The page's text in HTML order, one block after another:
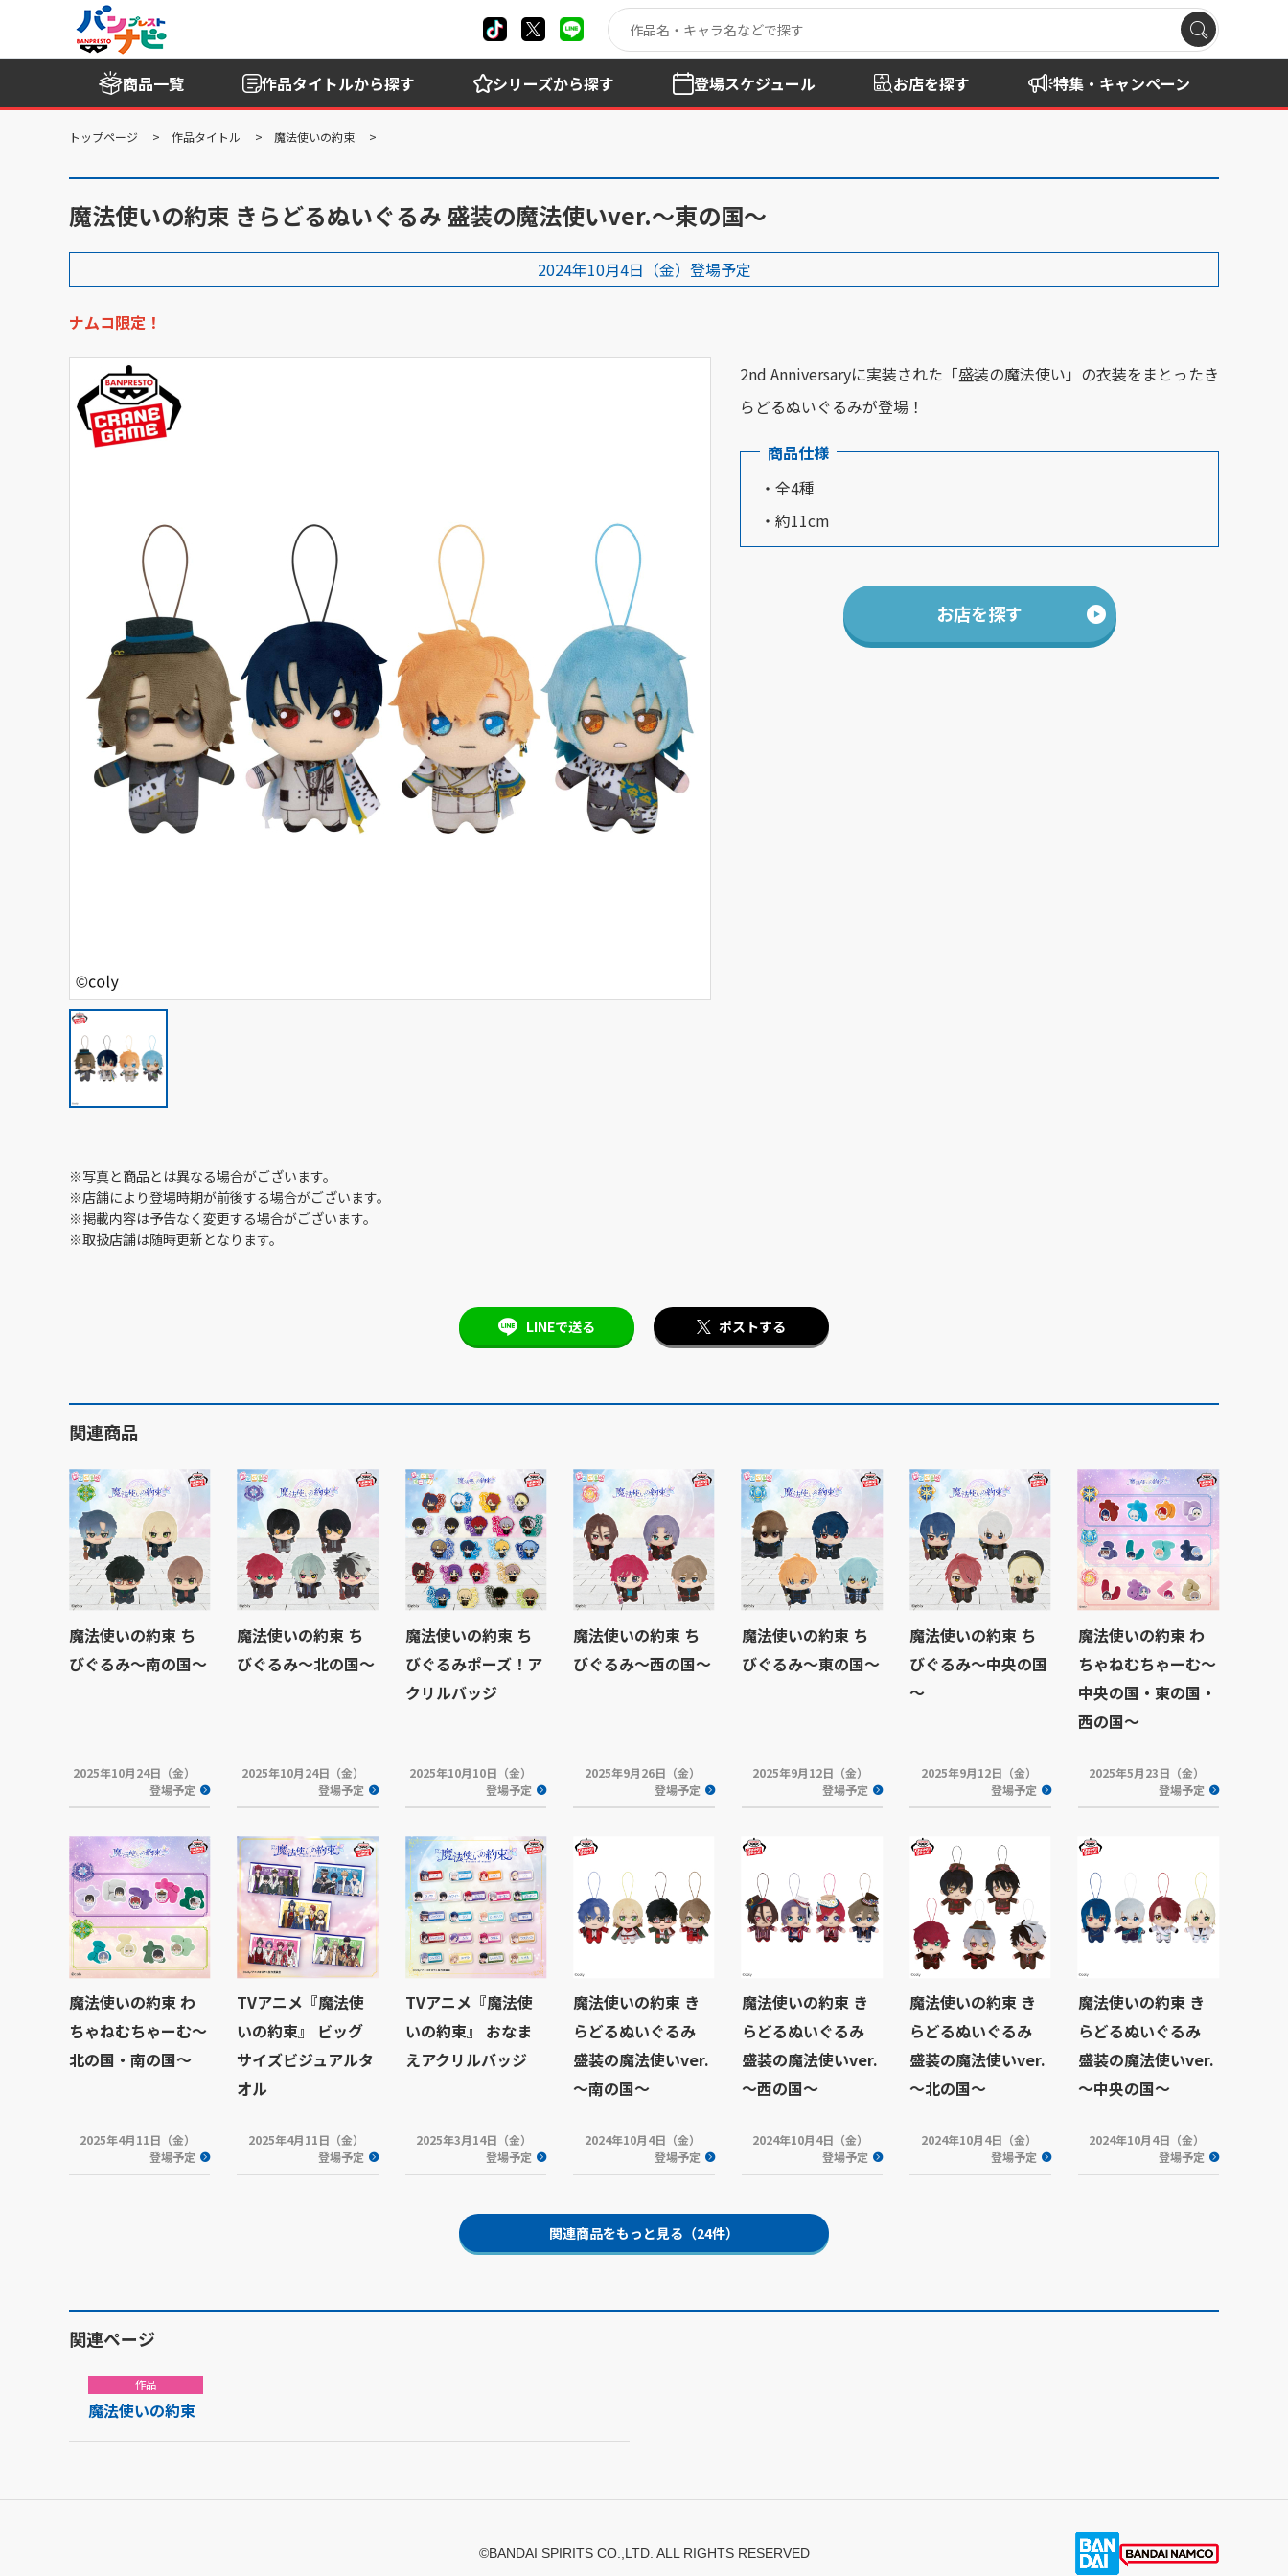
商品一覧 作品タイトルから探す シリーズから探す 登場スケジュール お店を探す 特集・キャンペーン
トップページ 作品タイトル 魔法使いの約束
魔法使いの約束 きらどるぬいぐるみ 盛装の魔法使いver.～東の国～
2024年10月4日（金）登場予定
ナムコ限定！
2nd Anniversaryに実装された「盛装の魔法使い」の衣装をまとったき
らどるぬいぐるみが登場！
商品仕様
・全4種
・約11cm
お店を探す
※写真と商品とは異なる場合がございます。
※店舗により登場時期が前後する場合がございます。
※掲載内容は予告なく変更する場合がございます。
※取扱店舗は随時更新となります。
LINEで送る ポストする
関連商品
魔法使いの約束 ち
びぐるみ～南の国～
2025年10月24日（金）
登場予定
魔法使いの約束 ち
びぐるみ～北の国～
2025年10月24日（金）
登場予定
魔法使いの約束 ち
びぐるみポーズ！ア
クリルバッジ
2025年10月10日（金）
登場予定
魔法使いの約束 ち
びぐるみ～西の国～
2025年9月26日（金）
登場予定
魔法使いの約束 ち
びぐるみ～東の国～
2025年9月12日（金）
登場予定
魔法使いの約束 ち
びぐるみ～中央の国
～
2025年9月12日（金）
登場予定
魔法使いの約束 わ
ちゃねむちゃーむ～
中央の国・東の国・
西の国～
2025年5月23日（金）
登場予定
魔法使いの約束 わ
ちゃねむちゃーむ～
北の国・南の国～
2025年4月11日（金）
登場予定
TVアニメ『魔法使
いの約束』 ビッグ
サイズビジュアルタ
オル
2025年4月11日（金）
登場予定
TVアニメ『魔法使
いの約束』 おなま
えアクリルバッジ
2025年3月14日（金）
登場予定
魔法使いの約束 き
らどるぬいぐるみ
盛装の魔法使いver.
～南の国～
2024年10月4日（金）
登場予定
魔法使いの約束 き
らどるぬいぐるみ
盛装の魔法使いver.
～西の国～
2024年10月4日（金）
登場予定
魔法使いの約束 き
らどるぬいぐるみ
盛装の魔法使いver.
～北の国～
2024年10月4日（金）
登場予定
魔法使いの約束 き
らどるぬいぐるみ
盛装の魔法使いver.
～中央の国～
2024年10月4日（金）
登場予定
関連商品をもっと見る（24件）
関連ページ
作品
魔法使いの約束
©BANDAI SPIRITS CO.,LTD. ALL RIGHTS RESERVED